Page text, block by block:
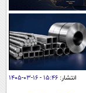
انتشار: ۱۵:۴۶ - ۱۶-۰۳-۱۴۰۵